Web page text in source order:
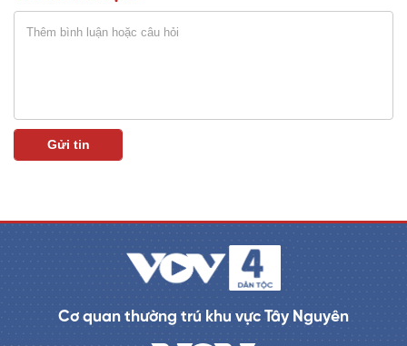
Cơ quan thường trú khu vực Tây Nguyên